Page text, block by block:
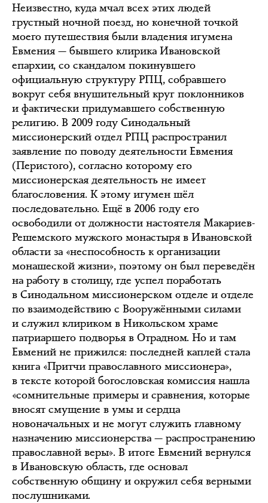
Неизвестно, куда мчал всех этих людей
грустный ночной поезд, но конечной точкой
моего путешествия были владения игумена
Евмения — бывшего клирика Ивановской
епархии, со скандалом покинувшего
официальную структуру РПЦ, собравшего
вокруг себя внушительный круг поклонников
и фактически придумавшего собственную
религию. В 2009 году Синодальный
миссионерский отдел РПЦ распространил
заявление по поводу деятельности Евмения
(Перистого), согласно которому его
миссионерская деятельность не имеет
благословения. К этому игумен шёл
последовательно. Ещё в 2006 году его
освободили от должности настоятеля Макариев-
Решемского мужского монастыря в Ивановской
области за «неспособность к организации
монашеской жизни», поэтому он был переведён
на работу в столицу, где успел поработать
в Синодальном миссионерском отделе и отделе
по взаимодействию с Вооружёнными силами
и служил клириком в Никольском храме
патриаршего подворья в Отрадном. Но и там
Евмений не прижился: последней каплей стала
книга «Притчи православного миссионера»,
в тексте которой богословская комиссия нашла
«сомнительные примеры и сравнения, которые
вносят смущение в умы и сердца
новоначальных и не могут служить главному
назначению миссионерства — распространению
православной веры». В итоге Евмений вернулся
в Ивановскую область, где основал
собственную общину и окружил себя верными
послушниками.